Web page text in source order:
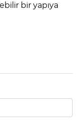
bir yapıya